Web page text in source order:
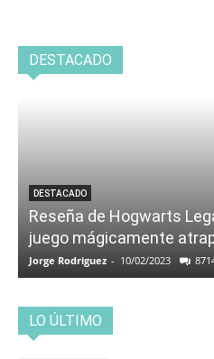
DESTACADO
DESTACADO
Reseña de Hogwarts
juego mágicamente
Jorge Rodriguez - 10/02/2023
LO ÚLTIMO